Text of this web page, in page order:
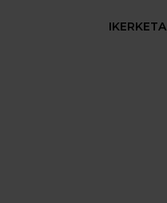
IKERKETA